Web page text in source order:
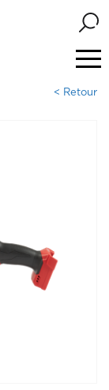
< Retour